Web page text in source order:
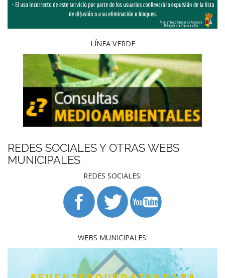
LÍNEA VERDE
REDES SOCIALES Y OTRAS WEBS
MUNICIPALES
REDES SOCIALES:
WEBS MUNICIPALES: